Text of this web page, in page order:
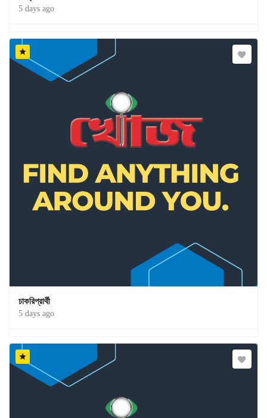
5 days ago
চাকরিপ্রার্থী
5 days ago